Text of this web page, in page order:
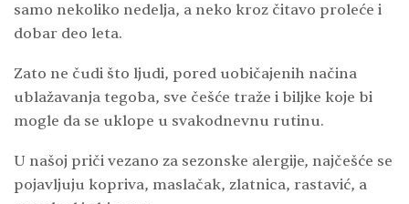
samo nekoliko nedelja, a neko kroz čitavo proleće i
dobar deo leta.
Zato ne čudi što ljudi, pored uobičajenih načina
ublažavanja tegoba, sve češće traže i biljke koje bi
mogle da se uklope u svakodnevnu rutinu.
U našoj priči vezano za sezonske alergije, najčešće se
pojavljuju kopriva, maslačak, zlatnica, rastavić, a